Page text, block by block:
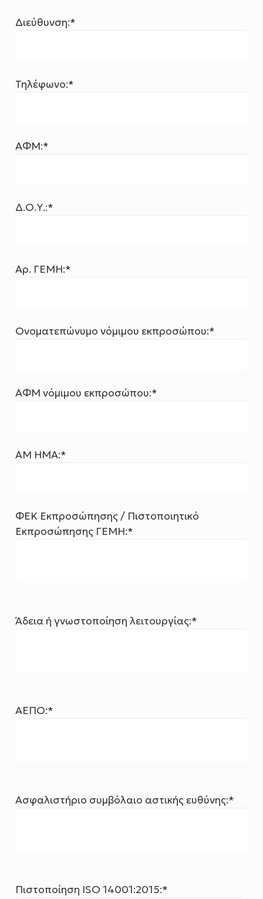
Διεύθυνση:*
Τηλέφωνο:*
ΑΦΜ:*
Δ.Ο.Υ.:*
Αρ. ΓΕΜΗ:*
Ονοματεπώνυμο νόμιμου εκπροσώπου:*
ΑΦΜ νόμιμου εκπροσώπου:*
ΑΜ ΗΜΑ:*
ΦΕΚ Εκπροσώπησης / Πιστοποιητικό
Εκπροσώπησης ΓΕΜΗ:*
Άδεια ή γνωστοποίηση λειτουργίας:*
ΑΕΠΟ:*
Ασφαλιστήριο συμβόλαιο αστικής ευθύνης:*
Πιστοποίηση ISO 14001:2015:*